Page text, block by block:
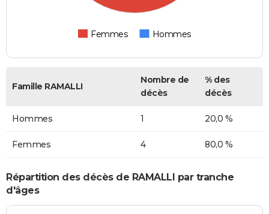
Femmes Hommes
Famille RAMALLI
Nombre de
décès
% des
décès
Hommes 1 20,0 %
Femmes 4 80,0 %
Répartition des décès de RAMALLI par tranche
d'âges